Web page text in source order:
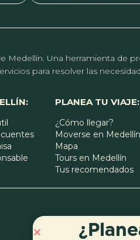
Medellín. Una herramienta
para resolver las
PLANEA TU VIAJE:
¿Cómo llegar?
Moverse en Medellín
Mapa
Tours en Medellín
Tus recomendados